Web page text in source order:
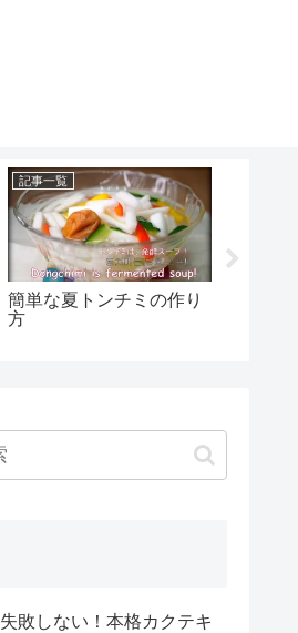
記事一覧
簡単な夏トンチミの作り
方
失敗しない！本格カクテキ